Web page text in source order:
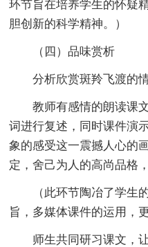
环节旨在培养学生的怀疑
胆创新的科学精神。）
（四）品味赏析
分析欣赏斑羚飞渡的情
教师有感情的朗读课文
词进行复述，同时课件演
象的感受这一震撼人心的
定，舍己为人的高尚品格
（此环节陶冶了学生的
旨，多媒体课件的运用，
师生共同研习课文，让